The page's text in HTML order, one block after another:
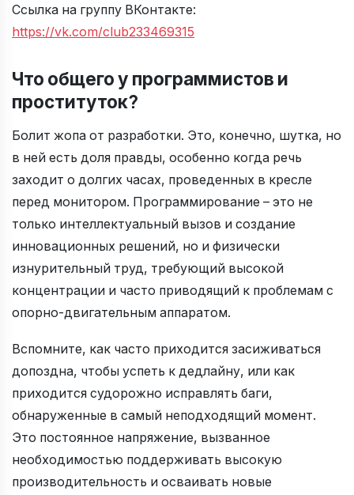
Ссылка на группу ВКонтакте:
https://vk.com/club233469315
Что общего у программистов и
проституток?
Болит жопа от разработки. Это, конечно, шутка, но
в ней есть доля правды, особенно когда речь
заходит о долгих часах, проведенных в кресле
перед монитором. Программирование – это не
только интеллектуальный вызов и создание
инновационных решений, но и физически
изнурительный труд, требующий высокой
концентрации и часто приводящий к проблемам с
опорно-двигательным аппаратом.
Вспомните, как часто приходится засиживаться
допоздна, чтобы успеть к дедлайну, или как
приходится судорожно исправлять баги,
обнаруженные в самый неподходящий момент.
Это постоянное напряжение, вызванное
необходимостью поддерживать высокую
производительность и осваивать новые